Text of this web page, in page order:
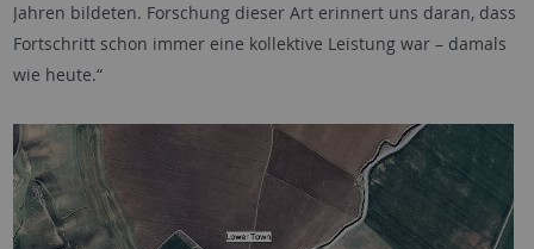
Jahren bildeten. Forschung dieser Art erinnert uns daran, dass
Fortschritt schon immer eine kollektive Leistung war – damals
wie heute.“